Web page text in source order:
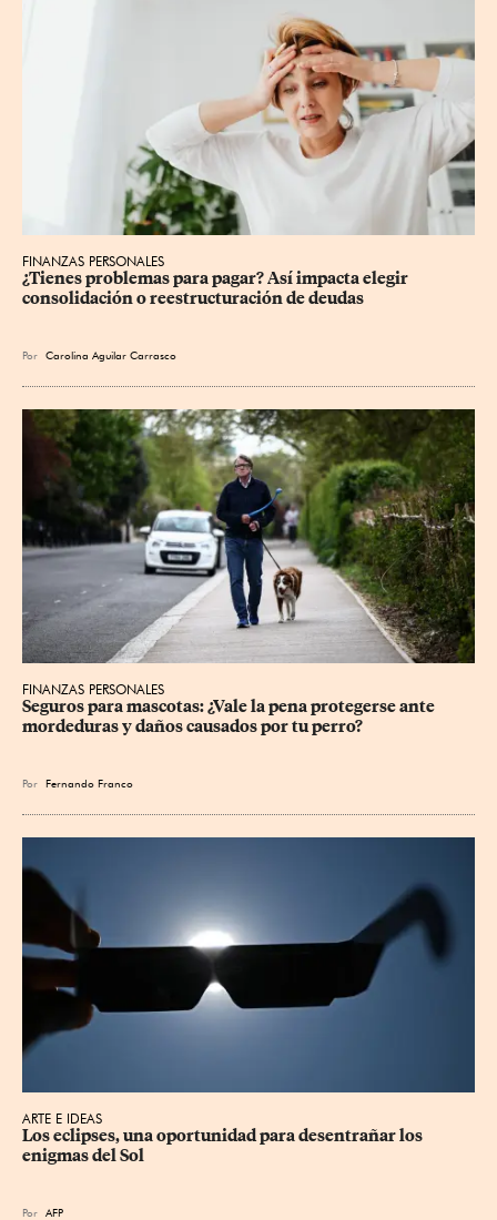
FINANZAS PERSONALES
¿Tienes problemas para pagar? Así impacta elegir
consolidación o reestructuración de deudas
Por Carolina Aguilar Carrasco
FINANZAS PERSONALES
Seguros para mascotas: ¿Vale la pena protegerse ante
mordeduras y daños causados por tu perro?
Por Fernando Franco
ARTE E IDEAS
Los eclipses, una oportunidad para desentrañar los
enigmas del Sol
Por AFP